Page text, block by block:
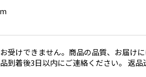
受けできません。商品の品質、お届けに
到着後3日以内にご連絡ください。 返品